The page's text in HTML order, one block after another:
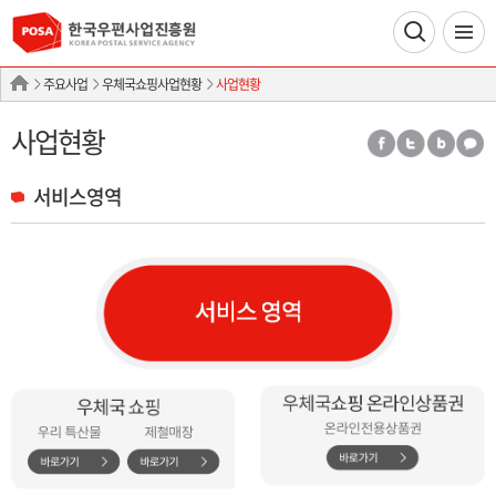
주요사업 우체국쇼핑사업현황 사업현황
사업현황
서비스영역